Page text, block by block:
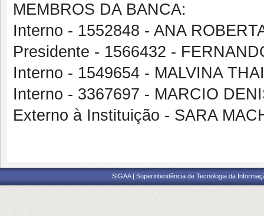
MEMBROS DA BANCA:
Interno - 1552848 - ANA
Presidente - 1566432 -
Interno - 1549654 - MALVINA
Interno - 3367697 - MARCIO
Externo à Instituição - SARA
SIGAA | Superintendência de Tecnologia da